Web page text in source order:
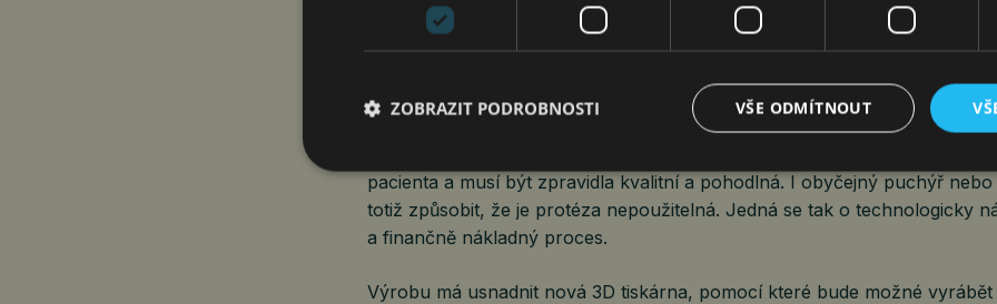
které se svými klienty řeší. „Až ve 45 procentech případů se potýkáme s
protetických pomůcek výrazně rozšířil možnosti, jak mohou těmto lidem
jsou při výrobě takzvaná pahýlová lůžka, tedy nejcitlivější část protézy,
pacienta a musí být zpravidla kvalitní a pohodlná. I obyčejný puchýř
totiž způsobit, že je protéza nepoužitelná. Jedná se tak o technologicky
a finančně nákladný proces.
Výrobu má usnadnit nová 3D tiskárna, pomocí které bude možné
VŠE ODMÍTNOUT
ZOBRAZIT PODROBNOSTI